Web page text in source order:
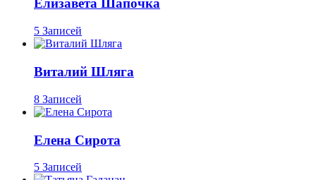
Елизавета Шапочка
5 Записей
Виталий Шляга
8 Записей
Елена Сирота
5 Записей